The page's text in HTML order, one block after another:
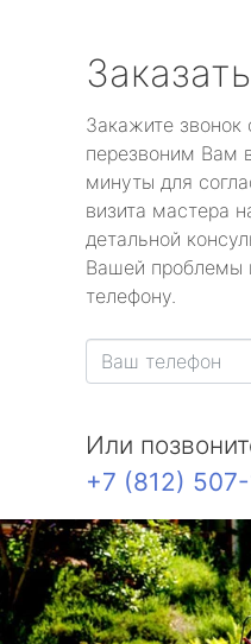
Закажите
перезвоним Вам
минуты для
визита мастера
детальной
Вашей проблемы
телефону.
Или
+7 (812)